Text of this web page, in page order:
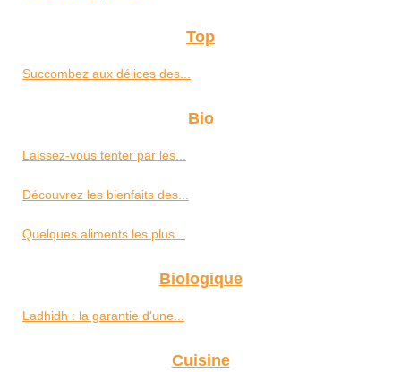
Top
Succombez aux délices des...
Bio
Laissez-vous tenter par les...
Découvrez les bienfaits des...
Quelques aliments les plus...
Biologique
Ladhidh : la garantie d'une...
Cuisine